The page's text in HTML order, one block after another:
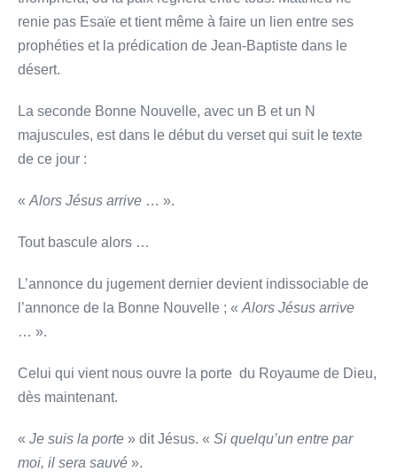
renie pas Esaïe et tient même à faire un lien entre ses
prophéties et la prédication de Jean-Baptiste dans le
désert.
La seconde Bonne Nouvelle, avec un B et un N
majuscules, est dans le début du verset qui suit le texte
de ce jour :
« Alors Jésus arrive … ».
Tout bascule alors …
L’annonce du jugement dernier devient indissociable de
l’annonce de la Bonne Nouvelle ; « Alors Jésus arrive
… ».
Celui qui vient nous ouvre la porte du Royaume de Dieu,
dès maintenant.
« Je suis la porte » dit Jésus. « Si quelqu’un entre par
moi, il sera sauvé ».